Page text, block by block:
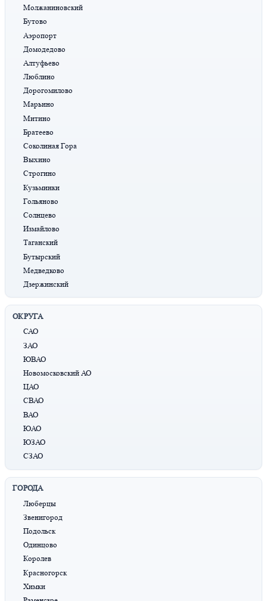
Молжаниновский
Бутово
Аэропорт
Домодедово
Алтуфьево
Люблино
Дорогомилово
Марьино
Митино
Братеево
Соколиная Гора
Выхино
Строгино
Кузьминки
Гольяново
Солнцево
Измайлово
Таганский
Бутырский
Медведково
Дзержинский
ОКРУГА
САО
ЗАО
ЮВАО
Новомосковский АО
ЦАО
СВАО
ВАО
ЮАО
ЮЗАО
СЗАО
ГОРОДА
Люберцы
Звенигород
Подольск
Одинцово
Королев
Красногорск
Химки